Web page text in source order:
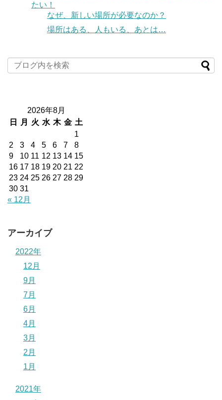
たい！
なぜ、新しい場所が必要なのか？
場所はある、人もいる、あとは…
2026年8月
日
月 火 水 木 金 土
1
2
3 4 5 6 7
8
9
10 11 12 13 14 15
16 17 18 19 20 21 22
23 24 25 26 27 28 29
30 31
« 12月
アーカイブ
2022年
12月
9月
7月
6月
4月
3月
2月
1月
2021年